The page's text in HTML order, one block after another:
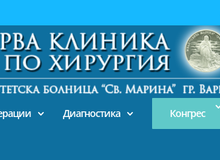
Диагностика Конгрес